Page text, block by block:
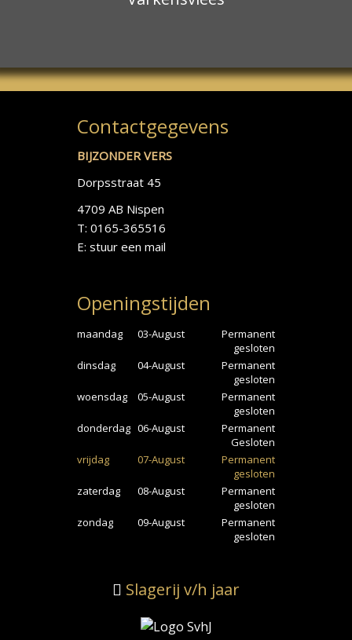
Contactgegevens
BIJZONDER VERS
Dorpsstraat 45
4709 AB Nispen
T: 0165-365516
E: stuur een mail
Openingstijden
maandag 03-August
Permanent
gesloten
dinsdag
04-August
Permanent
gesloten
woensdag
05-August
Permanent
gesloten
donderdag 06-August
Permanent
Gesloten
vrijdag
07-August
Permanent
gesloten
zaterdag
08-August
Permanent
gesloten
zondag
09-August
Permanent
gesloten
Slagerij v/h jaar